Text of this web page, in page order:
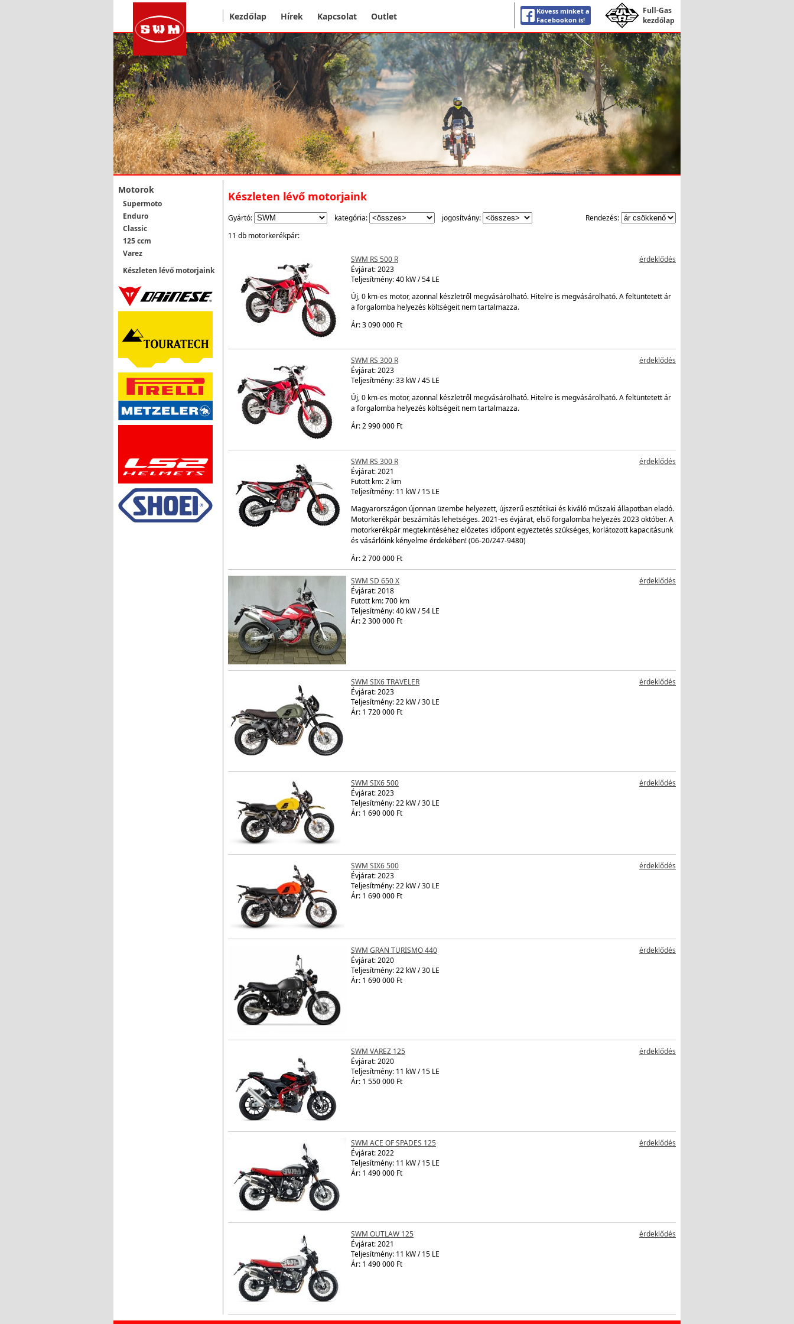
Kezdőlap Hírek Kapcsolat Outlet
Kövess minket a
Facebookon is!
Full-Gas
kezdőlap
Motorok
Supermoto
Enduro
Classic
125 ccm
Varez
Készleten lévő motorjaink
Készleten lévő motorjaink
Gyártó: kategória: jogosítvány:
Rendezés:
11 db motorkerékpár:
SWM RS 500 R
érdeklődés
Évjárat:2023
Teljesítmény: 40 kW / 54 LE
Új, 0 km-es motor, azonnal készletről megvásárolható. Hitelre is megvásárolható. A feltüntetett ár
a forgalomba helyezés költségeit nem tartalmazza.
Ár: 3 090 000 Ft
SWM RS 300 R
érdeklődés
Évjárat:2023
Teljesítmény: 33 kW / 45 LE
Új, 0 km-es motor, azonnal készletről megvásárolható. Hitelre is megvásárolható. A feltüntetett ár
a forgalomba helyezés költségeit nem tartalmazza.
Ár: 2 990 000 Ft
SWM RS 300 R
érdeklődés
Évjárat:2021
Futott km: 2 km
Teljesítmény: 11 kW / 15 LE
Magyarországon újonnan üzembe helyezett, újszerű esztétikai és kiváló műszaki állapotban eladó.
Motorkerékpár beszámítás lehetséges. 2021-es évjárat, első forgalomba helyezés 2023 október. A
motorkerékpár megtekintéséhez előzetes időpont egyeztetés szükséges, korlátozott kapacitásunk
és vásárlóink kényelme érdekében! (06-20/247-9480)
Ár: 2 700 000 Ft
SWM SD 650 X
érdeklődés
Évjárat:2018
Futott km: 700 km
Teljesítmény: 40 kW / 54 LE
Ár: 2 300 000 Ft
SWM SIX6 TRAVELER
érdeklődés
Évjárat:2023
Teljesítmény: 22 kW / 30 LE
Ár: 1 720 000 Ft
SWM SIX6 500
érdeklődés
Évjárat:2023
Teljesítmény: 22 kW / 30 LE
Ár: 1 690 000 Ft
SWM SIX6 500
érdeklődés
Évjárat:2023
Teljesítmény: 22 kW / 30 LE
Ár: 1 690 000 Ft
SWM GRAN TURISMO 440
érdeklődés
Évjárat:2020
Teljesítmény: 22 kW / 30 LE
Ár: 1 690 000 Ft
SWM VAREZ 125
érdeklődés
Évjárat:2020
Teljesítmény: 11 kW / 15 LE
Ár: 1 550 000 Ft
SWM ACE OF SPADES 125
érdeklődés
Évjárat:2022
Teljesítmény: 11 kW / 15 LE
Ár: 1 490 000 Ft
SWM OUTLAW 125
érdeklődés
Évjárat:2021
Teljesítmény: 11 kW / 15 LE
Ár: 1 490 000 Ft